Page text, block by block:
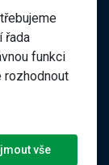
Předchozí web
soukromí
řada
funkci
rozhodnout
vše